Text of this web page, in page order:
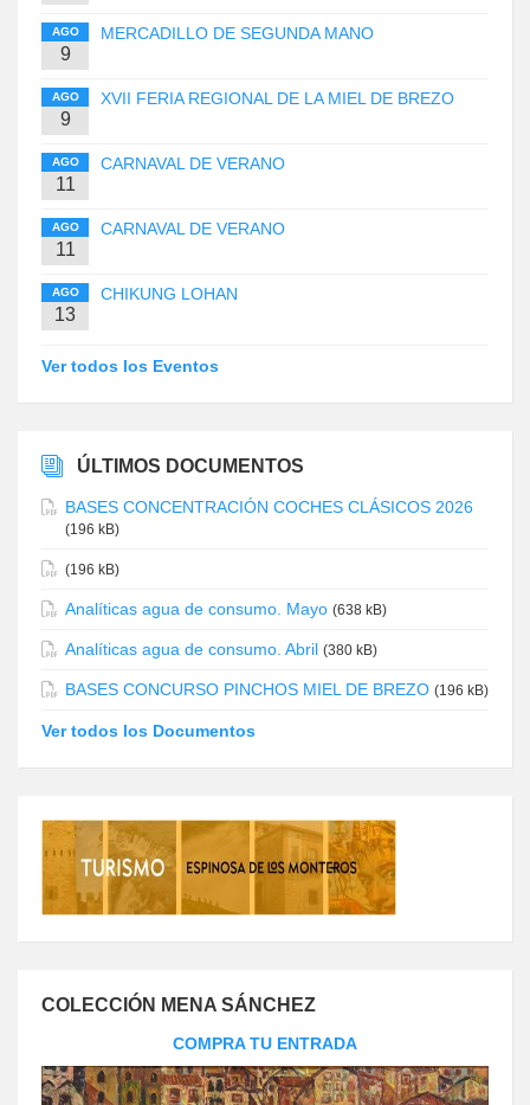
AGO
9
MERCADILLO DE SEGUNDA MANO
AGO
9
XVII FERIA REGIONAL DE LA MIEL DE BREZO
AGO
11
CARNAVAL DE VERANO
AGO
11
CARNAVAL DE VERANO
AGO
13
CHIKUNG LOHAN
Ver todos los Eventos
ÚLTIMOS DOCUMENTOS
BASES CONCENTRACIÓN COCHES CLÁSICOS 2026
(196 kB)
(196 kB)
Analíticas agua de consumo. Mayo (638 kB)
Analíticas agua de consumo. Abril (380 kB)
BASES CONCURSO PINCHOS MIEL DE BREZO (196 kB)
Ver todos los Documentos
COLECCIÓN MENA SÁNCHEZ
COMPRA TU ENTRADA